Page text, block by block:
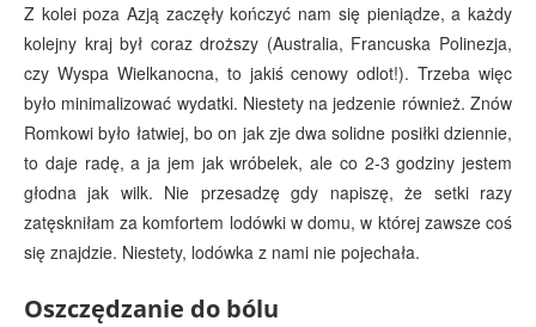
Z kolei poza Azją zaczęły kończyć nam się pieniądze, a każdy
kolejny kraj był coraz droższy (Australia, Francuska Polinezja,
czy Wyspa Wielkanocna, to jakiś cenowy odlot!). Trzeba więc
było minimalizować wydatki. Niestety na jedzenie również. Znów
Romkowi było łatwiej, bo on jak zje dwa solidne posiłki dziennie,
to daje radę, a ja jem jak wróbelek, ale co 2-3 godziny jestem
głodna jak wilk. Nie przesadzę gdy napiszę, że setki razy
zatęskniłam za komfortem lodówki w domu, w której zawsze coś
się znajdzie. Niestety, lodówka z nami nie pojechała.
Oszczędzanie do bólu